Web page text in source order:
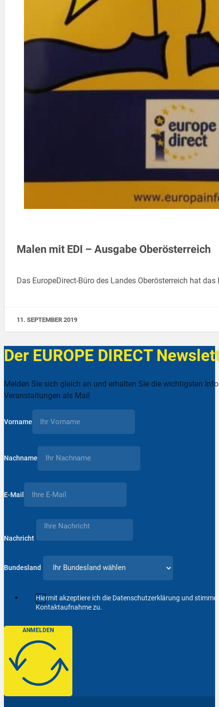
Malen mit EDI – Ausgabe Oberösterreich
Das EuropeDirect-Büro des Landes Oberösterreich hat
11. SEPTEMBER 2019
Der EUROPE DIRECT
Melden Sie sich gleich an und erhalten Sie die wichtigsten
Veranstaltungen als Mail
Vorname
Nachname
E-Mail
Nachricht
Bundesland
Hiermit akzeptiere ich die Datenschutzerklärung und
Kontaktaufnahme zu.
ANMELDEN